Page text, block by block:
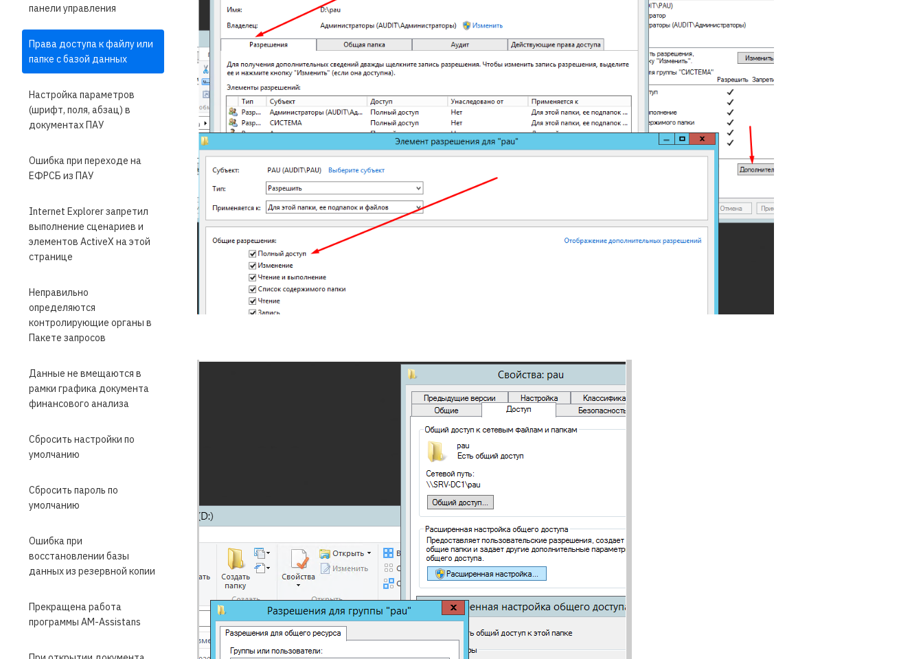
панели управления
Права доступа к файлу или
папке с базой данных
Настройка параметров
(шрифт, поля, абзац) в
документах ПАУ
Ошибка при переходе на
ЕФРСБ из ПАУ
Internet Explorer запретил
выполнение сценариев и
элементов ActiveX на этой
странице
Неправильно
определяются
контролирующие органы в
Пакете запросов
Данные не вмещаются в
рамки графика документа
финансового анализа
Сбросить настройки по
умолчанию
Сбросить пароль по
умолчанию
Ошибка при
восстановлении базы
данных из резервной копии
Прекращена работа
программы АМ-Аssistans